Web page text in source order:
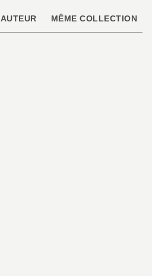
MÊME COLLECTION